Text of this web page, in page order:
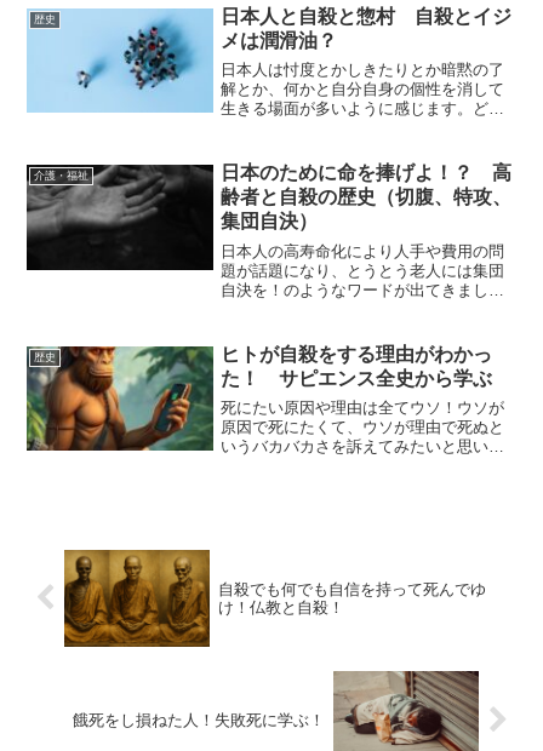
記されています。そんな歴史を覗いてみ
ようと思います。
歴史
日本人と自殺と惣村 自殺とイジ
メは潤滑油？
日本人は忖度とかしきたりとか暗黙の了
解とか、何かと自分自身の個性を消して
生きる場面が多いように感じます。どう
歴史や風習から日本人の生きずらさを見
てみたいと思います。
介護・福祉
日本のために命を捧げよ！？ 高
齢者と自殺の歴史（切腹、特攻、
集団自決）
日本人の高寿命化により人手や費用の問
題が話題になり、とうとう老人には集団
自決を！のようなワードが出てきまし
たいのか真剣に考える時期がきました。
誰かのために死にたいですか？
歴史
ヒトが自殺をする理由がわかっ
た！ サピエンス全史から学ぶ
死にたい原因や理由は全てウソ！ウソが
原因で死にたくて、ウソが理由で死ぬと
いうバカバカさを訴えてみたいと思いま
自殺でも何でも自信を持って死んでゆ
け！仏教と自殺！
餓死をし損ねた人！失敗死に学ぶ！